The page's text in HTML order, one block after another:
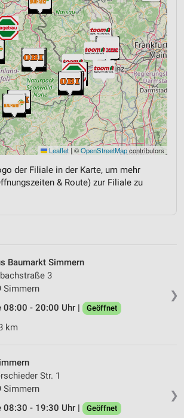
Leaflet | ©OpenStreetMapcontributors
der Filiale in der Karte, um mehr
& Route) zur Filiale zu
❯
Baumarkt Simmern
3
Simmern
08:00 - 20:00 Uhr |
Geöffnet
km
❯
Str. 1
Simmern
08:30 - 19:30 Uhr |
Geöffnet